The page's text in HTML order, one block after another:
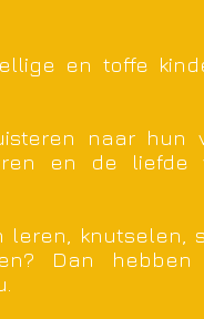
en toffe
naar hun
en de liefde
leren, knutselen,
Dan hebben